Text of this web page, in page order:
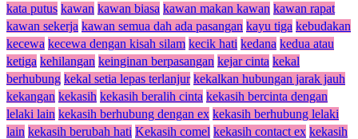
kata putus kawan kawan biasa kawan makan kawan kawan rapat
kawan sekerja kawan semua dah ada pasangan kayu tiga kebudakan
kecewa kecewa dengan kisah silam kecik hati kedana kedua atau
ketiga kehilangan keinginan berpasangan kejar cinta kekal
berhubung kekal setia lepas terlanjur kekalkan hubungan jarak jauh
kekangan kekasih kekasih beralih cinta kekasih bercinta dengan
lelaki lain kekasih berhubung dengan ex kekasih berhubung lelaki
lain kekasih berubah hati Kekasih comel kekasih contact ex kekasih